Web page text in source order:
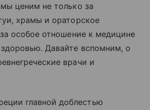
ценим не только за
храмы и ораторское
особое отношение к медицине
Давайте вспомним, о
врачи и
главной доблестью